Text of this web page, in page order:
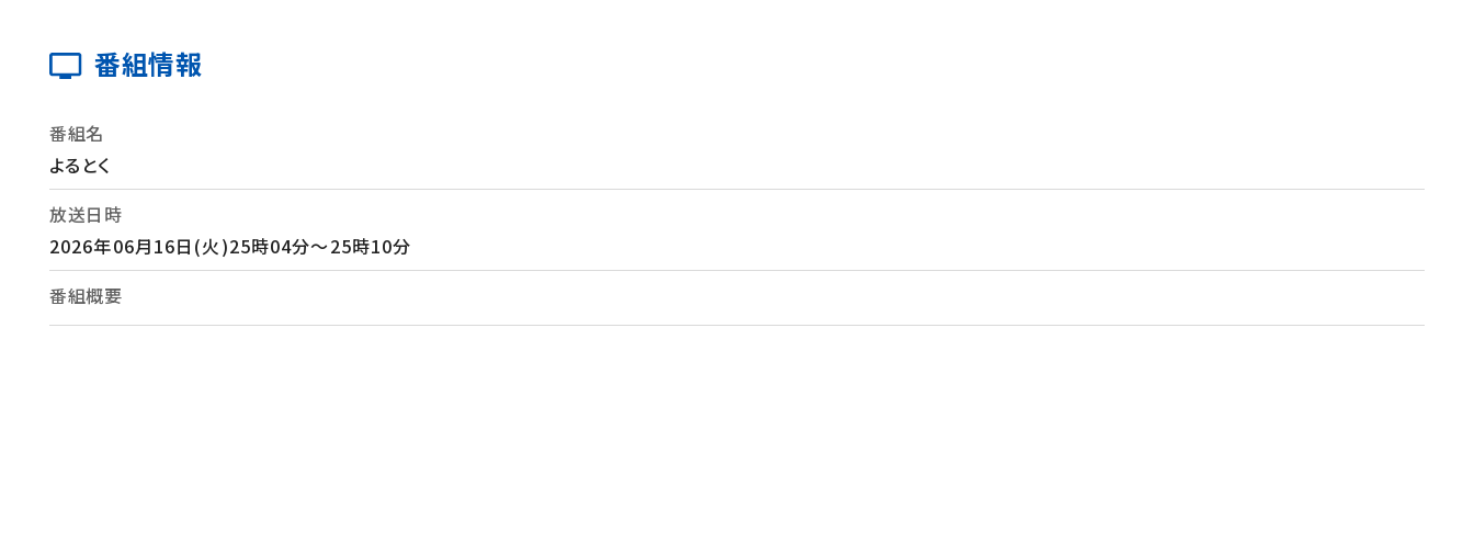
番組情報
番組名
よるとく
放送日時
2026年06月16日(火)25時04分～25時10分
番組概要